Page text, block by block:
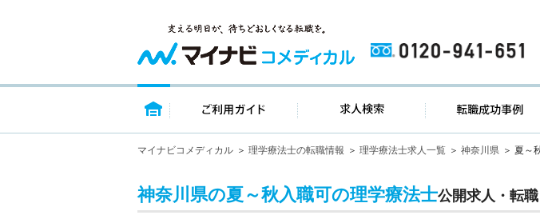
トップページ ご利用ガイド 求人検索
マイナビコメディカル 理学療法士の転職情報 理学療法士求人一覧 神奈川県 夏～
神奈川県の夏～秋入職可の理学療法士公開求人・転